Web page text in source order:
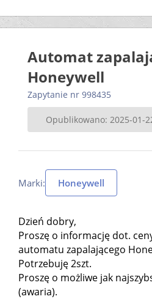
Automat
Honeywell
Zapytanie nr 998435
Opublikowano: 2025-01-
Marki: Honeywell
Dzień dobry,
Proszę o informację dot.
automatu zapalającego
Potrzebuję 2szt.
Proszę o możliwe jak
(awaria).